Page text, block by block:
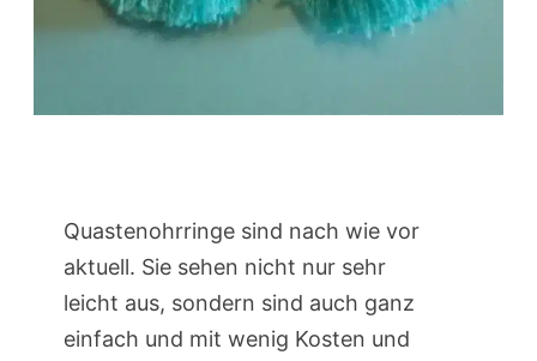
Quastenohrringe sind nach wie vor
aktuell. Sie sehen nicht nur sehr
leicht aus, sondern sind auch ganz
einfach und mit wenig Kosten und